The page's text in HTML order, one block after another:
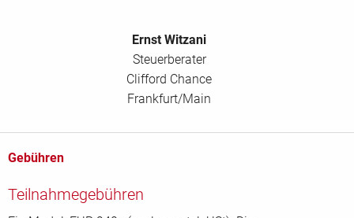
Ernst Witzani
Steuerberater
Clifford Chance
Frankfurt/Main
Gebühren
Teilnahmegebühren